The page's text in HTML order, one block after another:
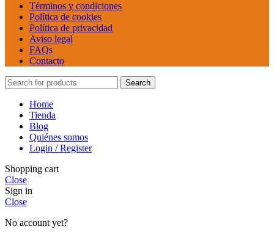
Términos y condiciones
Política de cookies
Política de privacidad
Aviso legal
FAQs
Contacto
Search
Home
Tienda
Blog
Quiénes somos
Login / Register
Shopping cart
Close
Sign in
Close
No account yet?